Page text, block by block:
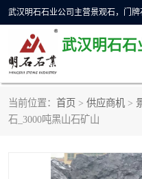
武汉明石石
当前位置： 首页 > 供应商机 >
石_3000吨黑山石矿山
景观石